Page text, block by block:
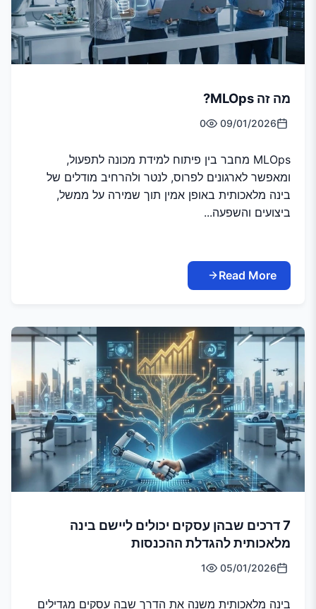
מה זה MLOps?
09/01/2026
0
MLOps מחבר בין פיתוח למידת מכונה לתפעול,
ומאפשר לארגונים לפרוס, לנטר ולהרחיב מודלים של
בינה מלאכותית באופן אמין תוך שמירה על ממשל,
ביצועים והשפעה...
Read More
7 דרכים שבהן עסקים יכולים ליישם בינה
מלאכותית להגדלת ההכנסות
05/01/2026
1
בינה מלאכותית משנה את הדרך שבה עסקים מגדילים